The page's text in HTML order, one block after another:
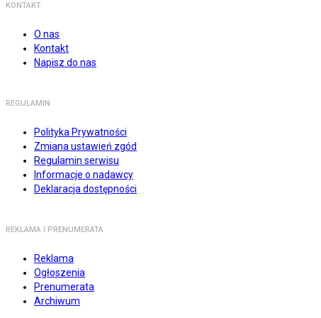
KONTAKT
O nas
Kontakt
Napisz do nas
REGULAMIN
Polityka Prywatności
Zmiana ustawień zgód
Regulamin serwisu
Informacje o nadawcy
Deklaracja dostępności
REKLAMA I PRENUMERATA
Reklama
Ogłoszenia
Prenumerata
Archiwum